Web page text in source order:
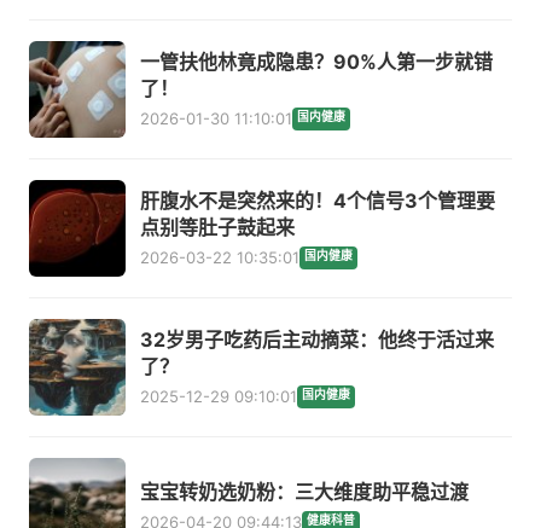
一管扶他林竟成隐患？90%人第一步就错
了！
2026-01-30 11:10:01 国内健康
肝腹水不是突然来的！4个信号3个管理要
点别等肚子鼓起来
2026-03-22 10:35:01 国内健康
32岁男子吃药后主动摘菜：他终于活过来
了？
2025-12-29 09:10:01 国内健康
宝宝转奶选奶粉：三大维度助平稳过渡
2026-04-20 09:44:13 健康科普